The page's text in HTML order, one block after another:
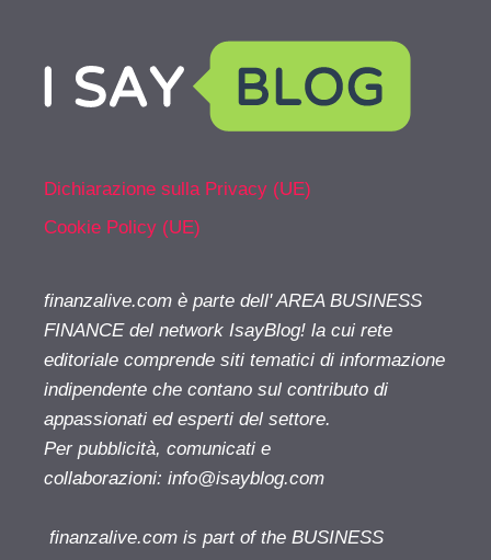
Dichiarazione sulla Privacy (UE)
Cookie Policy (UE)
finanzalive.com è parte dell' AREA BUSINESS
FINANCE del network IsayBlog! la cui rete
editoriale comprende siti tematici di informazione
indipendente che contano sul contributo di
appassionati ed esperti del settore.
Per pubblicità, comunicati e
collaborazioni: info@isayblog.com
finanzalive.com is part of the BUSINESS